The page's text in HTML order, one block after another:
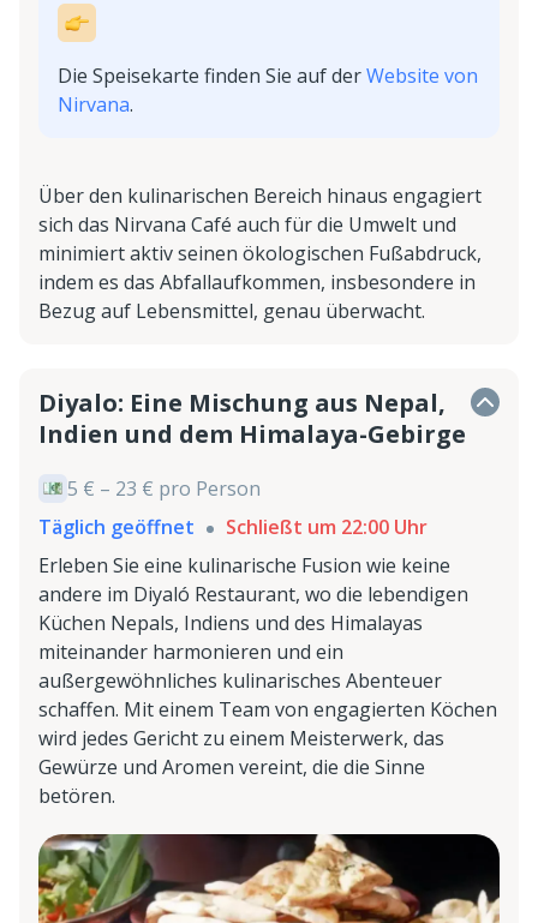
Die Speisekarte finden Sie auf derWebsite von
Nirvana.
Über den kulinarischen Bereich hinaus engagiert
sich das Nirvana Café auch für die Umwelt und
minimiert aktiv seinen ökologischen Fußabdruck,
indem es das Abfallaufkommen, insbesondere in
Bezug auf Lebensmittel, genau überwacht.
Diyalo: Eine Mischung aus Nepal,
Indien und dem Himalaya-Gebirge
5 € – 23 € pro Person
Täglich geöffnet
Schließt um 22:00 Uhr
Erleben Sie eine kulinarische Fusion wie keine
andere im Diyaló Restaurant, wo die lebendigen
Küchen Nepals, Indiens und des Himalayas
miteinander harmonieren und ein
außergewöhnliches kulinarisches Abenteuer
schaffen. Mit einem Team von engagierten Köchen
wird jedes Gericht zu einem Meisterwerk, das
Gewürze und Aromen vereint, die die Sinne
betören.